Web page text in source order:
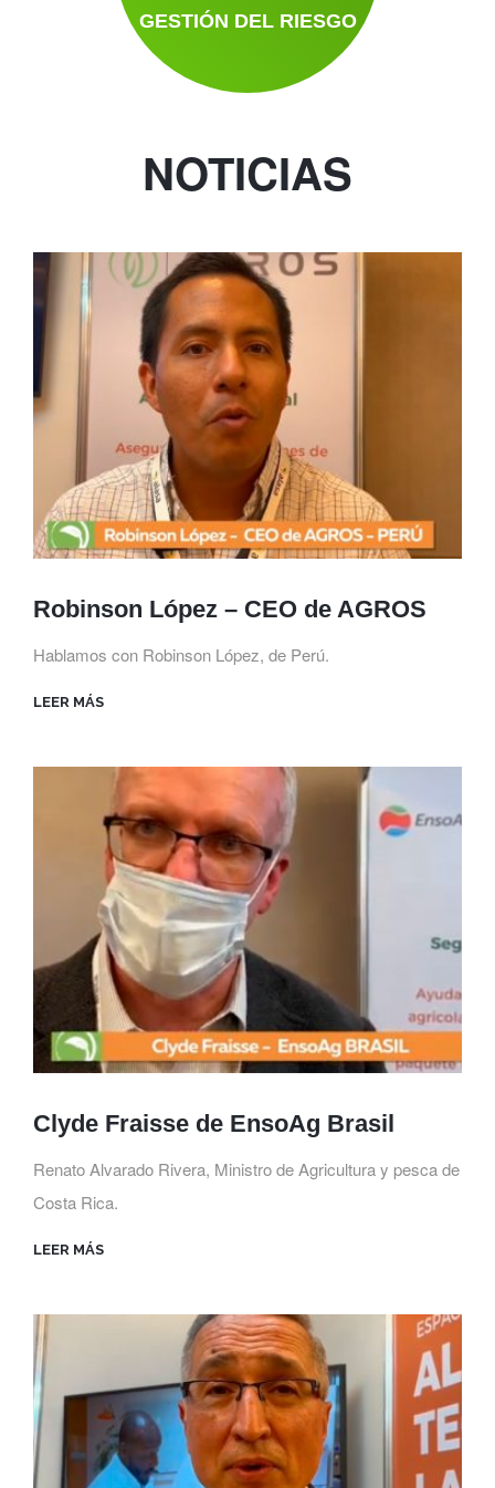
GESTIÓN DEL RIESGO
NOTICIAS
Robinson López – CEO de AGROS
Hablamos con Robinson López, de Perú.
LEER MÁS
Clyde Fraisse de EnsoAg Brasil
Renato Alvarado Rivera, Ministro de Agricultura y pesca de
Costa Rica.
LEER MÁS